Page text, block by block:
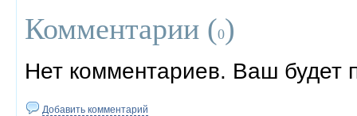
Комментарии (0)
Нет комментариев. Ваш будет
Добавить комментарий